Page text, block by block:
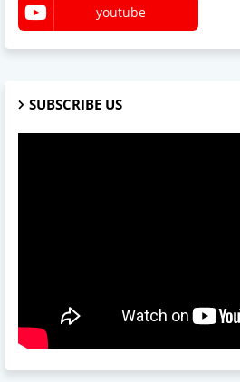
youtube
SUBSCRIBE US